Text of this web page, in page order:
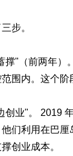
步。
撑"（前两年）
围内。这个阶
创业"。 2019
他们利用在巴
创业成本。